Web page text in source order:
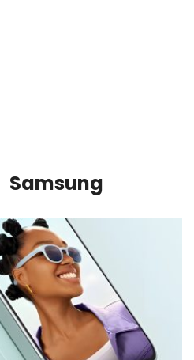
Samsung